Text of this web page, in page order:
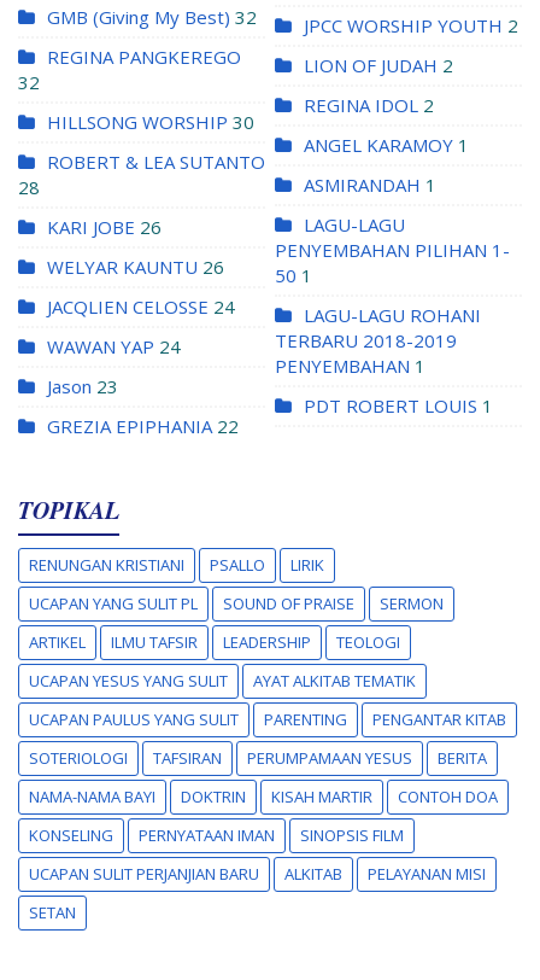
GMB (Giving My Best) 32
REGINA PANGKEREGO
32
HILLSONG WORSHIP 30
ROBERT & LEA SUTANTO
28
KARI JOBE 26
WELYAR KAUNTU 26
JACQLIEN CELOSSE 24
WAWAN YAP 24
Jason 23
GREZIA EPIPHANIA 22
JPCC WORSHIP YOUTH 2
LION OF JUDAH 2
REGINA IDOL 2
ANGEL KARAMOY 1
ASMIRANDAH 1
LAGU-LAGU
PENYEMBAHAN PILIHAN 1-
50 1
LAGU-LAGU ROHANI
TERBARU 2018-2019
PENYEMBAHAN 1
PDT ROBERT LOUIS 1
TOPIKAL
RENUNGAN KRISTIANI PSALLO
LIRIK
UCAPAN YANG SULIT PL
SOUND OF PRAISE
SERMON
ARTIKEL
ILMU TAFSIR LEADERSHIP
TEOLOGI
UCAPAN YESUS YANG SULIT
AYAT ALKITAB TEMATIK
UCAPAN PAULUS YANG SULIT
PARENTING
PENGANTAR KITAB
SOTERIOLOGI
TAFSIRAN PERUMPAMAAN YESUS
BERITA
NAMA-NAMA BAYI
DOKTRIN KISAH MARTIR
CONTOH DOA
KONSELING
PERNYATAAN IMAN
SINOPSIS FILM
UCAPAN SULIT PERJANJIAN BARU
ALKITAB
PELAYANAN MISI
SETAN